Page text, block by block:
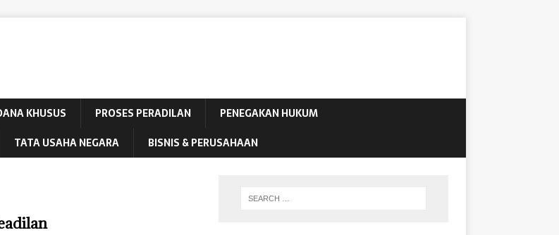
KHUSUS PROSES PERADILAN
PENEGAKAN HUKUM
TATA USAHA NEGARA BISNIS & PERUSAHAAN